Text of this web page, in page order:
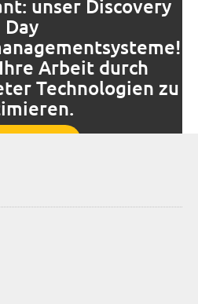
unser Discovery
Day
Arbeit durch
Technologien zu